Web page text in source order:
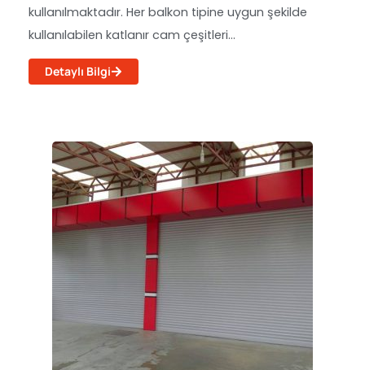
kullanılmaktadır. Her balkon tipine uygun şekilde
kullanılabilen katlanır cam çeşitleri...
Detaylı Bilgi